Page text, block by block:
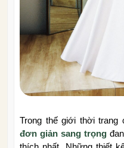
Trong thế giới thời trang
đơn giản sang trọng